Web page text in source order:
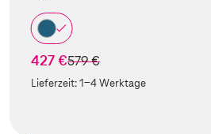
427 €statt
579 €
Lieferzeit:1-4 Werktage